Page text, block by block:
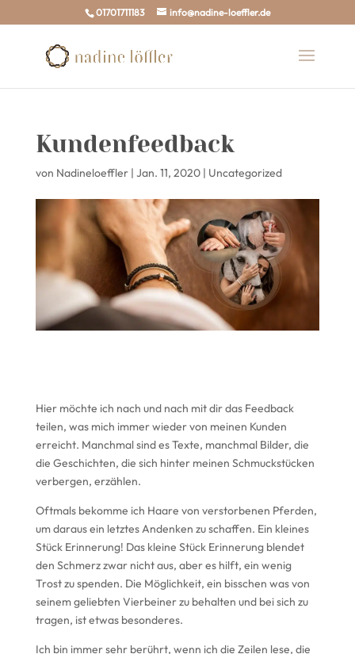
01701711183 info@nadine-loeffler.de
Kundenfeedback
von Nadineloeffler| Jan. 11, 2020| Uncategorized
Hier möchte ich nach und nach mit dir das Feedback
teilen, was mich immer wieder von meinen Kunden
erreicht. Manchmal sind es Texte, manchmal Bilder, die
die Geschichten, die sich hinter meinen Schmuckstücken
verbergen, erzählen.
Oftmals bekomme ich Haare von verstorbenen Pferden,
um daraus ein letztes Andenken zu schaffen. Ein kleines
Stück Erinnerung! Das kleine Stück Erinnerung blendet
den Schmerz zwar nicht aus, aber es hilft, ein wenig
Trost zu spenden. Die Möglichkeit, ein bisschen was von
seinem geliebten Vierbeiner zu behalten und bei sich zu
tragen, ist etwas besonderes.
Ich bin immer sehr berührt, wenn ich die Zeilen lese, die